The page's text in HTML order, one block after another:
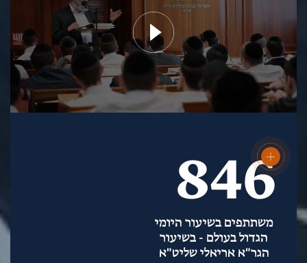
846
משתתפים בשיעור היומי
הגדול בעולם - בשיעור
הגר"א אריאלי שליט"א